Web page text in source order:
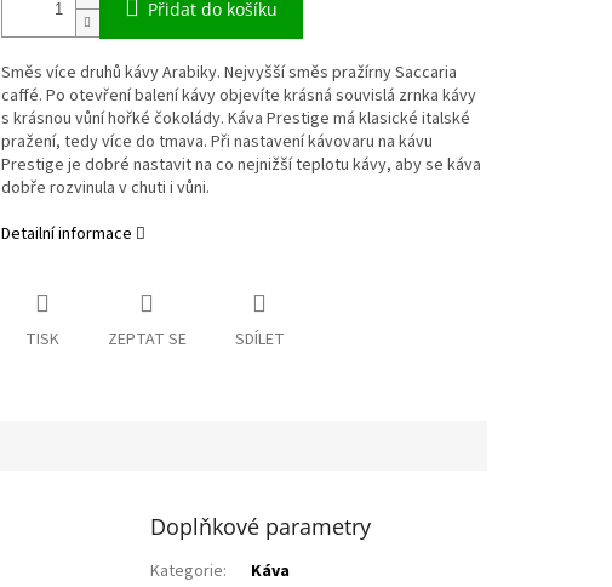
Přidat do košíku
Směs více druhů kávy Arabiky. Nejvyšší směs pražírny Saccaria
caffé. Po otevření balení kávy objevíte krásná souvislá zrnka kávy
s krásnou vůní hořké čokolády. Káva Prestige má klasické italské
pražení, tedy více do tmava. Při nastavení kávovaru na kávu
Prestige je dobré nastavit na co nejnižší teplotu kávy, aby se káva
dobře rozvinula v chuti i vůni.
Detailní informace
TISK ZEPTAT SE SDÍLET
Doplňkové parametry
Kategorie:
Káva